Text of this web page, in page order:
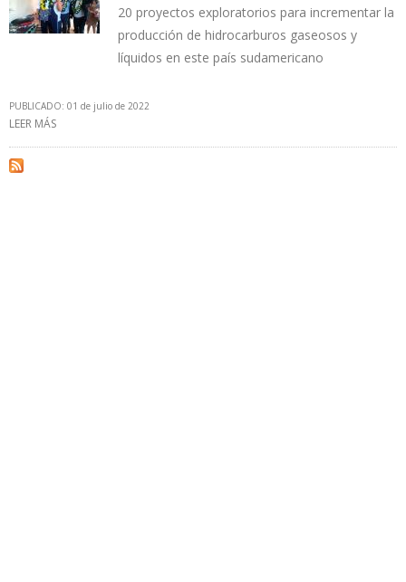
20 proyectos exploratorios para incrementar la
producción de hidrocarburos gaseosos y
líquidos en este país sudamericano
PUBLICADO: 01 de julio de 2022
LEER MÁS